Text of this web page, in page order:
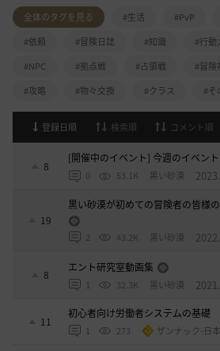
全体のタグを見る #生活 #PvP
#依頼
#冒険日誌 #知識 #行動
#NPC
#拠点戦 #占領戦 #冒険
#攻略
#物々交換 #クラス #そ
登録日順 検索順 コメント順
8
[開催中のイベント] 今週のイベント
0 53.1K 黒い砂漠
19
黒い砂漠が初めての冒険者の皆様
2 43.2K 黒い砂漠
8
エント研究室動画集
1 32.3K 黒い砂漠
11
初心者向け労働者システムの基礎
1 273 ザンナック-日本